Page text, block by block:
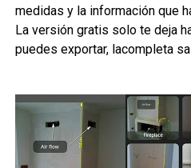
medidas y la información que
La versión gratis solo te deja
puedes exportar, lacompleta